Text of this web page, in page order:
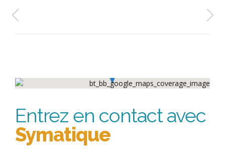
Entrez en contact avec
Symatique